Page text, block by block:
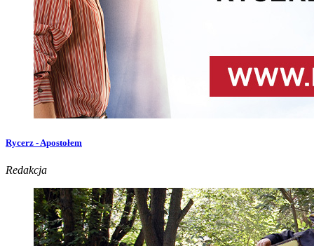
Rycerz - Apostołem
Redakcja